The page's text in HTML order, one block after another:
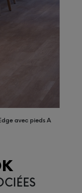
avec pieds A